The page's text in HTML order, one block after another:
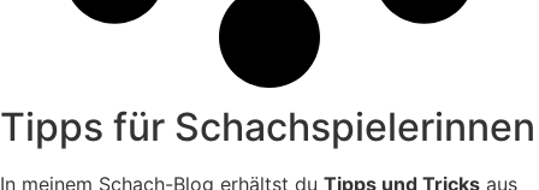
Tipps für Schachspielerinnen
In meinem Schach-Blog erhältst du Tipps und Tricks aus